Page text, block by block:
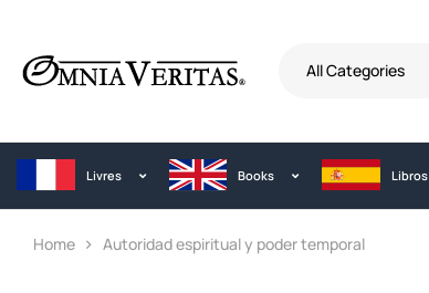
All Categories
Livres Books Libros
Home Autoridad espiritual y poder temporal